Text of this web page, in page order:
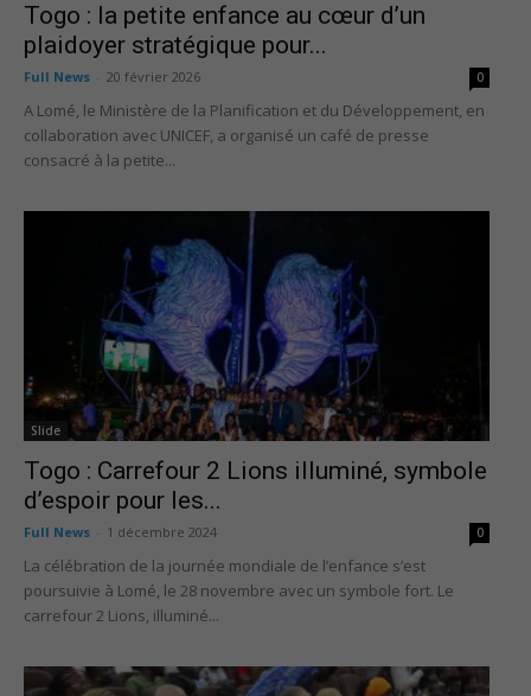
Togo : la petite enfance au cœur d’un
plaidoyer stratégique pour...
Full News 20 février 2026 0
A Lomé, le Ministère de la Planification et du Développement, en
collaboration avec UNICEF, a organisé un café de presse
consacré à la petite...
Slide
Togo : Carrefour 2 Lions illuminé, symbole
d’espoir pour les...
Full News 1 décembre 2024 0
La célébration de la journée mondiale de l’enfance s’est
poursuivie à Lomé, le 28 novembre avec un symbole fort. Le
carrefour 2 Lions, illuminé...